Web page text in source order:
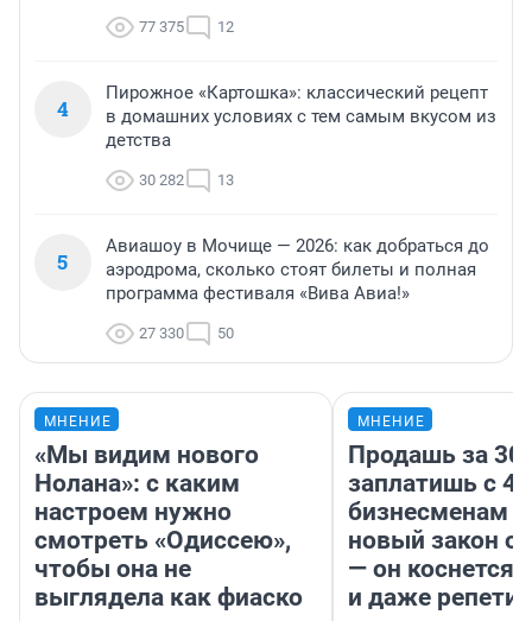
77 375 12
4
Пирожное «Картошка»: классический рецепт
в домашних условиях с тем самым вкусом из
детства
30 282 13
5
Авиашоу в Мочище — 2026: как добраться до
аэродрома, сколько стоят билеты и полная
программа фестиваля «Вива Авиа!»
27 330 50
МНЕНИЕ
«Мы видим нового
Нолана»: с каким
настроем нужно
смотреть «Одиссею»,
чтобы она не
выглядела как фиаско
МНЕНИЕ
Продашь за
заплатишь с
бизнесменам
новый закон о
— он коснется
и даже